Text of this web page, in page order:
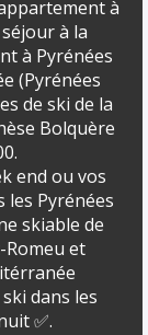
à
à la
à Pyrénées
(Pyrénées
de ski de la
Bolquère
end ou vos
les Pyrénées
skiable de
Romeu et
dans les
✅.